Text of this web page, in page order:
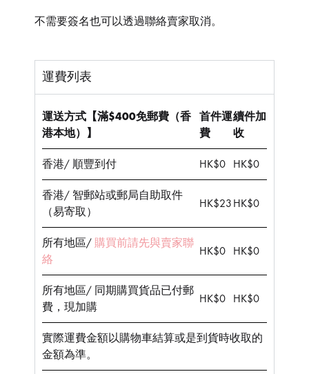
不需要簽名也可以透過聯絡賣家取消。
運費列表
運送方式【滿$400免郵費（香
港本地）】
首件運
費
續件加
收
香港/ 順豐到付 HK$0 HK$0
香港/ 智郵站或郵局自助取件
（易寄取）
HK$23 HK$0
所有地區/ 購買前請先與賣家聯
絡
HK$0 HK$0
所有地區/ 同期購買貨品已付郵
費，現加購
HK$0 HK$0
實際運費金額以購物車結算或是到貨時收取的
金額為準。